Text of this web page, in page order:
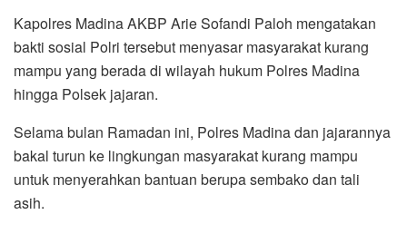
Kapolres Madina AKBP Arie Sofandi Paloh mengatakan
bakti sosial Polri tersebut menyasar masyarakat kurang
mampu yang berada di wilayah hukum Polres Madina
hingga Polsek jajaran.
Selama bulan Ramadan ini, Polres Madina dan jajarannya
bakal turun ke lingkungan masyarakat kurang mampu
untuk menyerahkan bantuan berupa sembako dan tali
asih.